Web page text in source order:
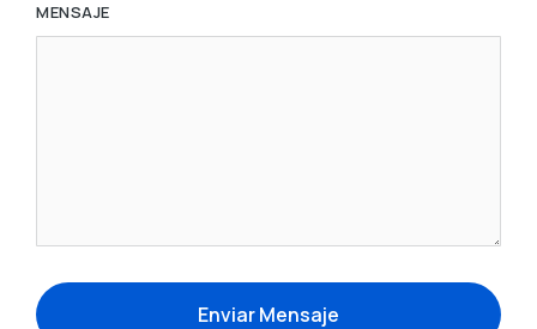
MENSAJE
Enviar Mensaje